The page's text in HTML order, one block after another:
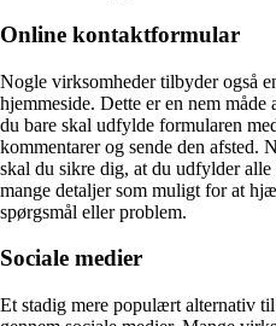
Online kontaktformular
Nogle virksomheder tilbyder også
hjemmeside. Dette er en nem
du bare skal udfylde formularen
kommentarer og sende den afsted.
skal du sikre dig, at du udfylder
mange detaljer som muligt for at
spørgsmål eller problem.
Sociale medier
Et stadig mere populært alternativ